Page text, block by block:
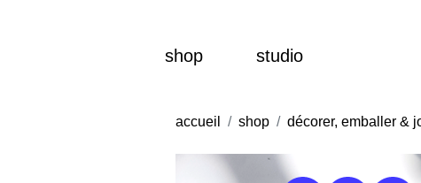
shop studio
accueil shop décorer, emballer &